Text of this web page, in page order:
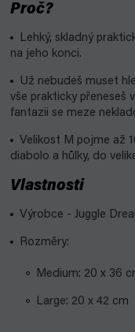
Proč?
Lehký, skladný
na jeho konci.
Už nebudeš muset
vše prakticky přeneseš
fantazii se meze
Velikost M pojme až
diabolo a hůlky, do
Vlastnosti
Výrobce - Juggle
Rozměry:
Medium: 20 x 36
Large: 20 x 42 cm